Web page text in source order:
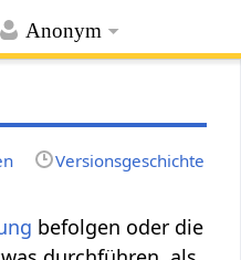
Anonym
Versionsgeschichte
befolgen oder die